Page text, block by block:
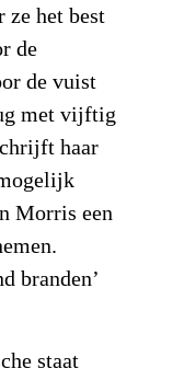
ze het best
de
de vuist
met vijftig
haar
Morris een
branden’
staat